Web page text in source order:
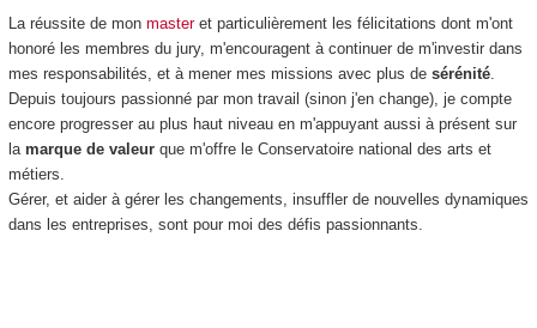
La réussite de mon masteret particulièrement les félicitations dont m'ont
honoré les membres du jury, m'encouragent à continuer de m'investir dans
mes responsabilités, et à mener mes missions avec plus de sérénité.
Depuis toujours passionné par mon travail (sinon j'en change), je compte
encore progresser au plus haut niveau en m'appuyant aussi à présent sur
la marque de valeurque m'offre le Conservatoire national des arts et
métiers.
Gérer, et aider à gérer les changements, insuffler de nouvelles dynamiques
dans les entreprises, sont pour moi des défis passionnants.